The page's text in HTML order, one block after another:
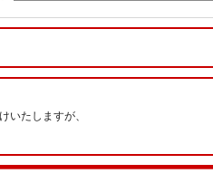
いたしますが、